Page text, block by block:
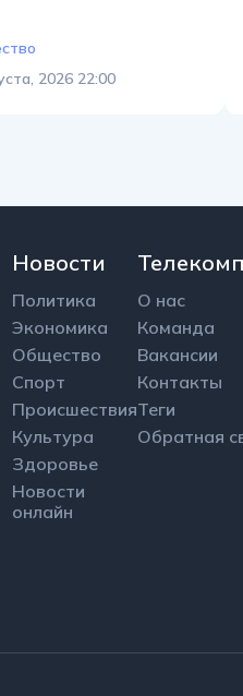
2026 22:00
Новости
Политика
Экономика
Общество
Спорт
Происшествия
Культура
Здоровье
Новости
онлайн
О нас
Команда
Вакансии
Контакты
Теги
Обратная